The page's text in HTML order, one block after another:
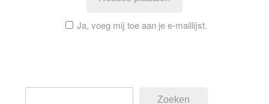
Ja, voeg mij toe aan je e-maillijst.
Zoeken